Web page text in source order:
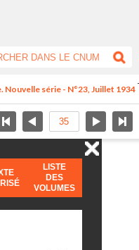
Nouvelle série - N°23, Juillet 1934
LISTE
DES
VOLUMES